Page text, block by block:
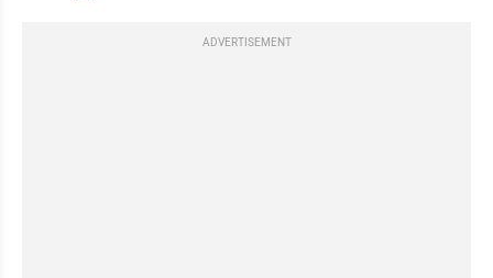
ADVERTISEMENT